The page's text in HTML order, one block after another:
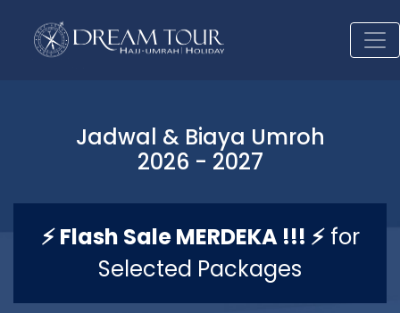
Jadwal & Biaya Umroh
2026 - 2027
⚡ Flash Sale MERDEKA !!! ⚡for
Selected Packages